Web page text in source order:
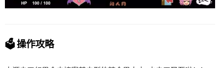
🗳️ 操作攻略